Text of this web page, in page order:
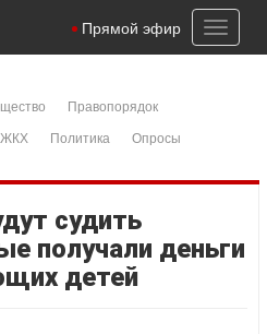
Toggle
Прямой эфир
Правопорядок
ЖКХ Политика
Опросы
судить
получали деньги
детей